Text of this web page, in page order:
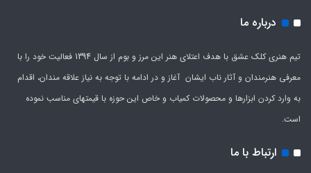
درباره ما
تیم هنری کلک عشق با هدف اعتلای هنر این مرز و بوم از سال 1394 فعالیت خود را با
معرفی هنرمندان و آثار ناب ایشان آغاز و در ادامه با توجه به نیاز علاقه مندان، اقدام
به وارد کردن ابزارها و محصولات کمیاب و خاص این حوزه با قیمتهای مناسب نموده
است.
ارتباط با ما